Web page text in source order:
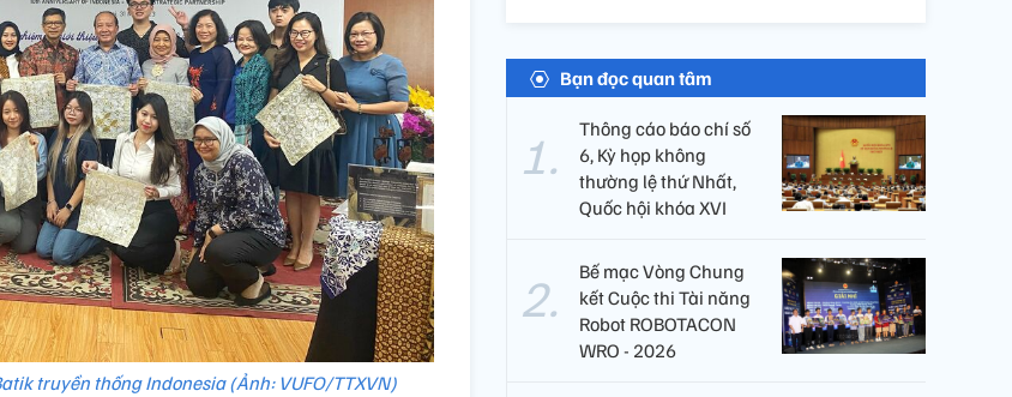
truyền thống Indonesia (Ảnh: VUFO/TTXVN)
Bạn đọc quan tâm
Thông cáo báo chí số
6, Kỳ họp không
thường lệ thứ Nhất,
Quốc hội khóa XVI
Bế mạc Vòng Chung
kết Cuộc thi Tài năng
Robot ROBOTACON
WRO - 2026